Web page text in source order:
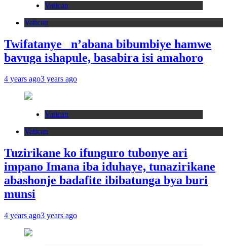
Vatican
Vatican
Twifatanye n’abana bibumbiye hamwe
bavuga ishapule, basabira isi amahoro
4 years ago3 years ago
Vatican
Vatican
Tuzirikane ko ifunguro tubonye ari
impano Imana iba iduhaye, tunazirikane
abashonje badafite ibibatunga bya buri
munsi
4 years ago3 years ago